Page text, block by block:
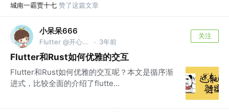
城南一霸贾十七 赞了这篇文章
小呆呆666
Flutter @开心最重要 · 3年前
关注
Flutter和Rust如何优雅的交互
Flutter和Rust如何优雅的交互呢？本文是循序渐
进式，比较全面的介绍了flutte...